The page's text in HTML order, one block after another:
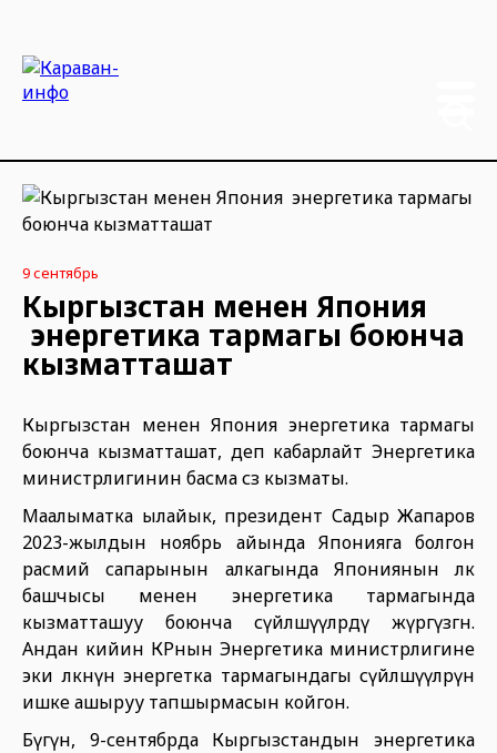
9 сентябрь
Кыргызстан менен Япония
энергетика тармагы боюнча
кызматташат
Кыргызстан менен Япония энергетика тармагы
боюнча кызматташат, деп кабарлайт Энергетика
министрлигинин басма сөз кызматы.
Маалыматка ылайык, президент Садыр Жапаров
2023-жылдын ноябрь айында Японияга болгон
расмий сапарынын алкагында Япониянын өлкө
башчысы менен энергетика тармагында
кызматташуу боюнча сүйлөшүүлөрдү жүргүзгөн.
Андан кийин КРнын Энергетика министрлигине
эки өлкөнүн энергетка тармагындагы сүйлөшүүлөрүн
ишке ашыруу тапшырмасын койгон.
Бүгүн, 9-сентябрда Кыргызстандын энергетика